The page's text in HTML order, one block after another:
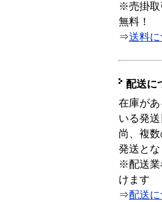
※売掛取
無料！
⇒送料
配送に
在庫が
いる発
尚、複
発送とな
※配送業
けます
⇒配送